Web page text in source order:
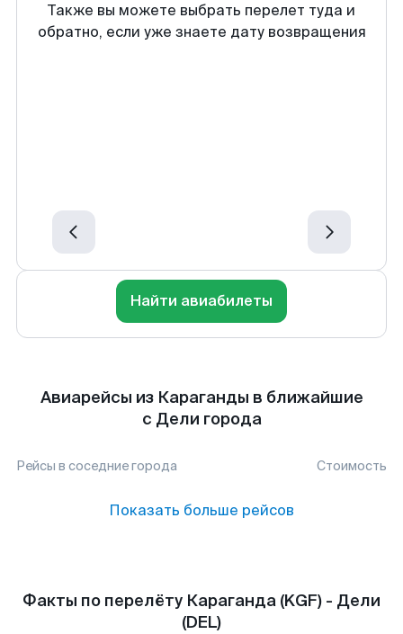
Также вы можете выбрать перелет туда и
обратно, если уже знаете дату возвращения
Найти авиабилеты
Авиарейсы из Караганды в ближайшие
с Дели города
Рейсы в соседние города Стоимость
Показать больше рейсов
Факты по перелёту Караганда (KGF) - Дели
(DEL)